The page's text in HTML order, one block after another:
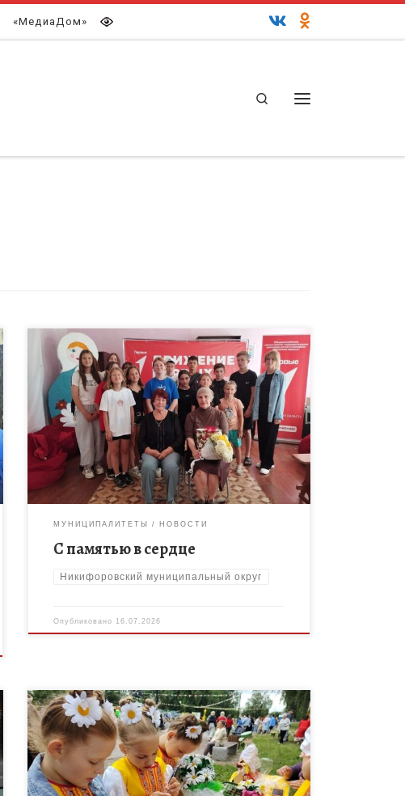
«МедиаДом»
Search
14 июля в МБОУ ДО «Дом творчества»
Никифоровского МО для воспитанников ЛДП
«Дружный» был проведен час памяти,
организованный совместно с ветеранской
организацией Никифоровского округа.
Мероприятие […]
МУНИЦИПАЛИТЕТЫ НОВОСТИ
С памятью в сердце
Никифоровский муниципальный округ
Опубликовано 16.07.2026
Коллектив МБОУ ДО «Дом творчества»
Никифоровского муниципального округа стал
частью большого семейного фестиваля
«Гомзяковская ромашка». Педагоги подготовили